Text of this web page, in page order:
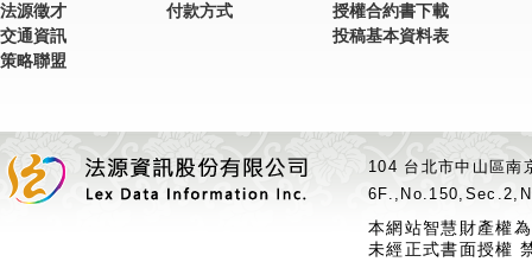
法源徵才
交通資訊
策略聯盟
付款方式
授權合約書下載
投稿基本資料表
104 台北市中山區
本網站智慧財產權
未經正式書面授權